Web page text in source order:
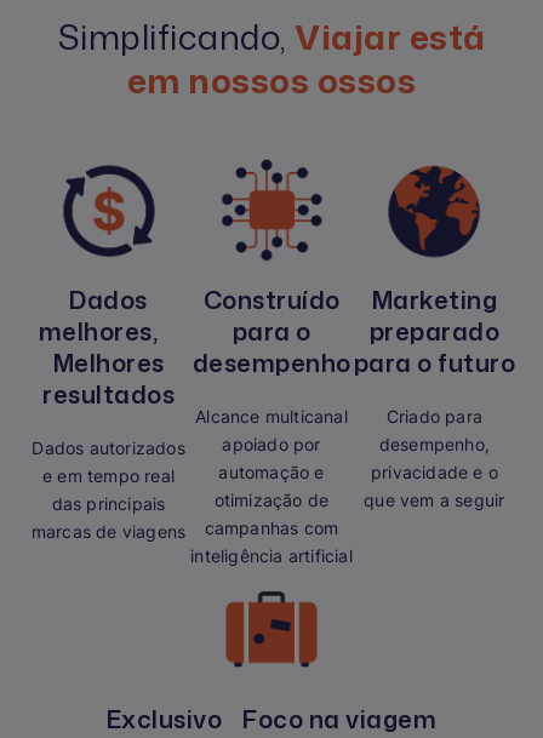
Simplificando, Viajar está
em nossos ossos
Dados
melhores,
Melhores
resultados
Dados autorizados
e em tempo real
das principais
marcas de viagens
Construído
para o
desempenho
Alcance multicanal
apoiado por
automação e
otimização de
campanhas com
inteligência artificial
Marketing
preparado
para o futuro
Criado para
desempenho,
privacidade e o
que vem a seguir
Exclusivo Foco na viagem